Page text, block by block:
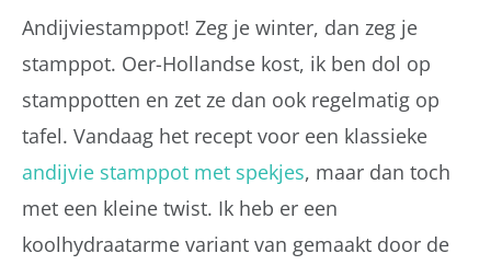
Andijviestamppot! Zeg je winter, dan zeg je
stamppot. Oer-Hollandse kost, ik ben dol op
stamppotten en zet ze dan ook regelmatig op
tafel. Vandaag het recept voor een klassieke
andijvie stamppot met spekjes, maar dan toch
met een kleine twist. Ik heb er een
koolhydraatarme variant van gemaakt door de